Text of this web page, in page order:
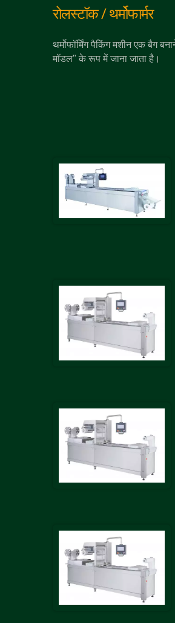
रोलस्टॉक / थर्मोफार्मर
थर्मोफॉर्मिंग पैकिंग मशीन एक बैग
मॉडल" के रूप में जाना जाता है।